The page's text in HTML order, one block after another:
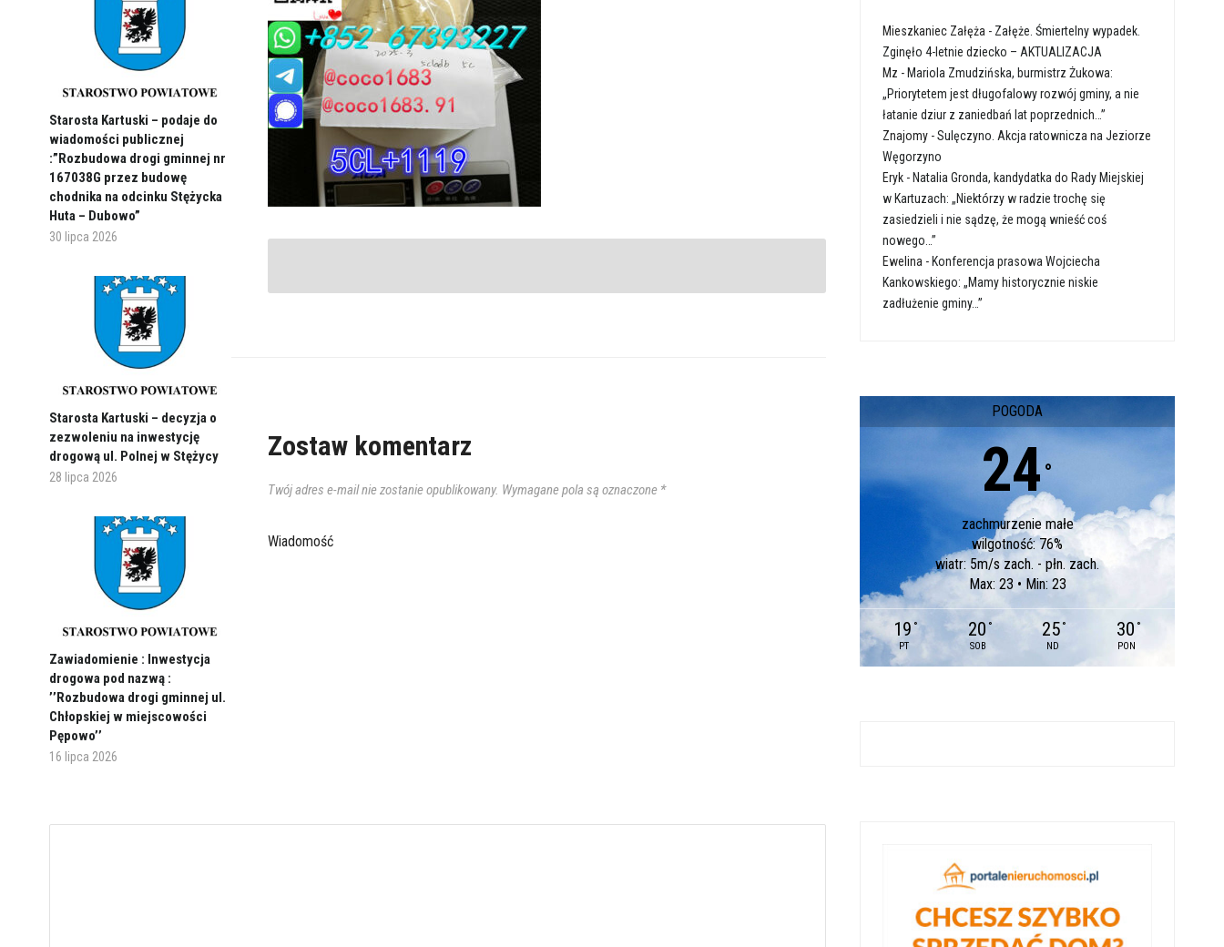
Starosta Kartuski – podaje do
wiadomości publicznej
:”Rozbudowa drogi gminnej nr
167038G przez budowę
chodnika na odcinku Stężycka
Huta – Dubowo”
30 lipca 2026
Starosta Kartuski – decyzja o
zezwoleniu na inwestycję
drogową ul. Polnej w Stężycy
28 lipca 2026
Zawiadomienie : Inwestycja
drogowa pod nazwą :
’’Rozbudowa drogi gminnej ul.
Chłopskiej w miejscowości
Pępowo’’
16 lipca 2026
Zostaw komentarz
Twój adres e-mail nie zostanie opublikowany. Wymagane pola są oznaczone *
Wiadomość
Mieszkaniec Załęża - Załęże. Śmiertelny wypadek.
Zginęło 4-letnie dziecko – AKTUALIZACJA
Mz - Mariola Zmudzińska, burmistrz Żukowa:
„Priorytetem jest długofalowy rozwój gminy, a nie
łatanie dziur z zaniedbań lat poprzednich…”
Znajomy -Sulęczyno. Akcja ratownicza na Jeziorze
Węgorzyno
Eryk - Natalia Gronda, kandydatka do Rady Miejskiej
w Kartuzach: „Niektórzy w radzie trochę się
zasiedzieli i nie sądzę, że mogą wnieść coś
nowego…”
Ewelina - Konferencja prasowa Wojciecha
Kankowskiego: „Mamy historycznie niskie
zadłużenie gminy…”
POGODA
24 °
zachmurzenie małe
wilgotność: 76%
wiatr: 5m/s zach. - płn. zach.
Max: 23 • Min: 23
19 °
PT
20 °
SOB
25 °
ND
30 °
PON